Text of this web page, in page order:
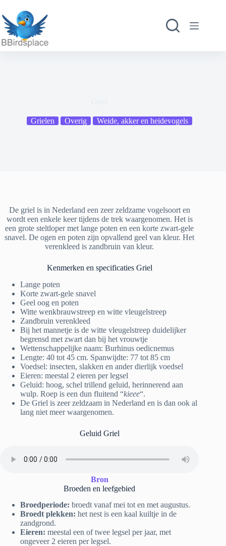
naar
de
inhoud
Grielen Overig Weide, akker en heidevogels
De griel is in Nederland een zeer zeldzame vogelsoort en
wordt een enkele keer tijdens de trek waargenomen. Het is
een grote steltloper met lange poten en een korte zwart-gele
snavel. De ogen en poten zijn opvallend geel van kleur. Het
verenkleed is zandbruin van kleur.
Kenmerken en specificaties Griel
Lange poten
Korte zwart-gele snavel
Geel oog en poten
Witte wenkbrauwstreep en witte vleugelstreep
Zandbruin verenkleed
Bij het mannetje is de witte vleugelstreep duidelijker
begrensd met zwart dan bij het vrouwtje
Wettenschappelijke naam: Burhinus oedicnemus
Lengte: 40 tot 45 cm. Spanwijdte: 77 tot 85 cm
Voedsel: insecten, slakken en ander dierlijk voedsel
Eieren: meestal 2 eieren per legsel
Geluid: hoog, schel trillend geluid, herinnerend aan
wulp. Roep is een dun fluitend “kieee“.
De Griel is zeer zeldzaam in Nederland en is dan ook al
lang niet meer waargenomen.
Geluid Griel
Bron
Broeden en leefgebied
Broedperiode: broedt vanaf mei tot en met augustus.
Broedt plekken: het nest is een kaal kuiltje in de
zandgrond.
Eieren: meestal een of twee legsel per jaar, met
ongeveer 2 eieren per legsel.